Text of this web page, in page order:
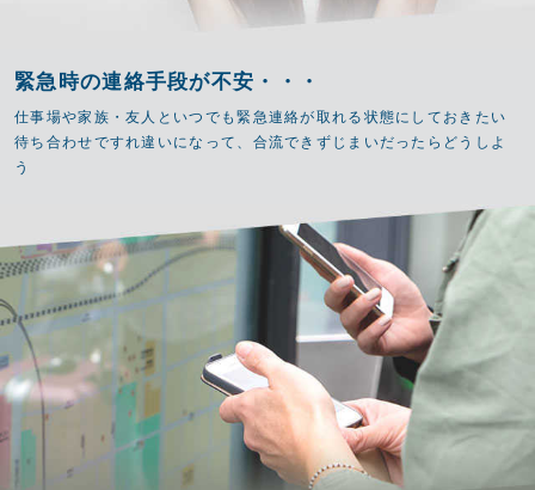
緊急時の連絡手段が不安・・・
仕事場や家族・友人といつでも緊急連絡が取れる状態にしておきたい
待ち合わせですれ違いになって、合流できずじまいだったらどうしよ
う